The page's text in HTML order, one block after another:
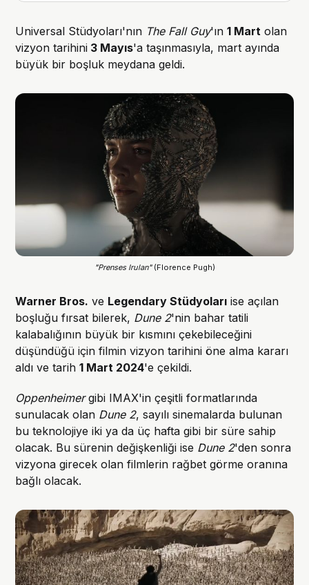
Universal Stüdyoları'nın The Fall Guy'ın1 Mart olan
vizyon tarihini 3 Mayıs'a taşınmasıyla, mart ayında
büyük bir boşluk meydana geldi.
"Prenses Irulan" (Florence Pugh)
Warner Bros. ve Legendary Stüdyoları ise açılan
boşluğu fırsat bilerek, Dune 2'nin bahar tatili
kalabalığının büyük bir kısmını çekebileceğini
düşündüğü için filmin vizyon tarihini öne alma kararı
aldı ve tarih1 Mart 2024'e çekildi.
Oppenheimergibi IMAX'in çeşitli formatlarında
sunulacak olan Dune 2, sayılı sinemalarda bulunan
bu teknolojiye iki ya da üç hafta gibi bir süre sahip
olacak. Bu sürenin değişkenliği ise Dune 2'den sonra
vizyona girecek olan filmlerin rağbet görme oranına
bağlı olacak.